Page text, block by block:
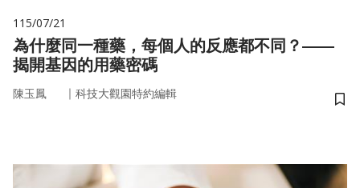
115/07/21
為什麼同一種藥，每個人的反應都不同？——
揭開基因的用藥密碼
陳玉鳳 ｜ 科技大觀園特約編輯
儲